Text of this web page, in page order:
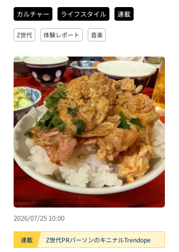
カルチャー ライフスタイル 連載
Z世代 体験レポート 音楽
2026/07/25 10:00
連載 Z世代PRパーソンのキニナルTrendope